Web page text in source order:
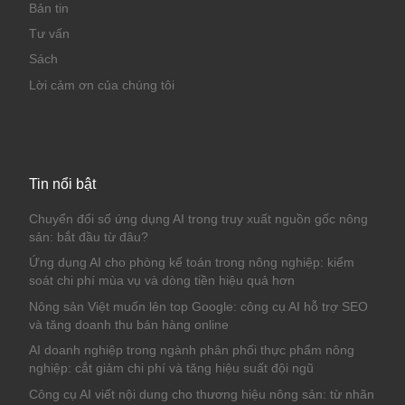
Bản tin
Tư vấn
Sách
Lời cảm ơn của chúng tôi
Tin nổi bật
Chuyển đổi số ứng dụng AI trong truy xuất nguồn gốc nông
sản: bắt đầu từ đâu?
Ứng dụng AI cho phòng kế toán trong nông nghiệp: kiểm
soát chi phí mùa vụ và dòng tiền hiệu quả hơn
Nông sản Việt muốn lên top Google: công cụ AI hỗ trợ SEO
và tăng doanh thu bán hàng online
AI doanh nghiệp trong ngành phân phối thực phẩm nông
nghiệp: cắt giảm chi phí và tăng hiệu suất đội ngũ
Công cụ AI viết nội dung cho thương hiệu nông sản: từ nhãn